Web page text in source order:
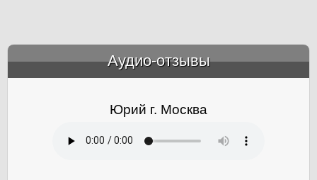
Аудио-отзывы
Юрий г. Москва